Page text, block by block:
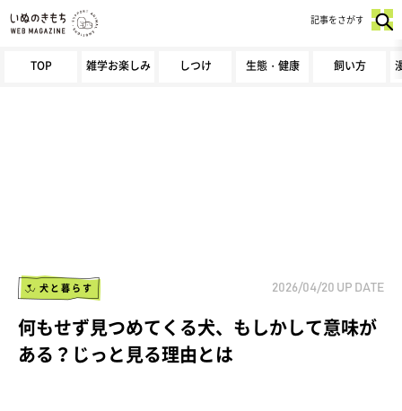
TOP 雑学お楽しみ しつけ 生態・健康 飼い方
記事をさがす
犬と暮らす 2026/04/20 UP DATE
何もせず見つめてくる犬、もしかして意味が
ある？じっと見る理由とは